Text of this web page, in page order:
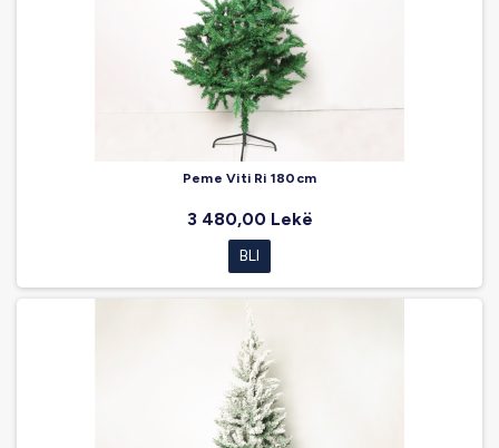
Peme Viti Ri 180cm
3 480,00 Lekë
BLI